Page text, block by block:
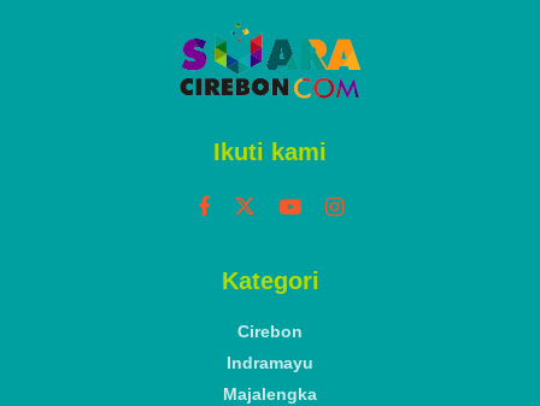
Ikuti kami
Kategori
Cirebon
Indramayu
Majalengka